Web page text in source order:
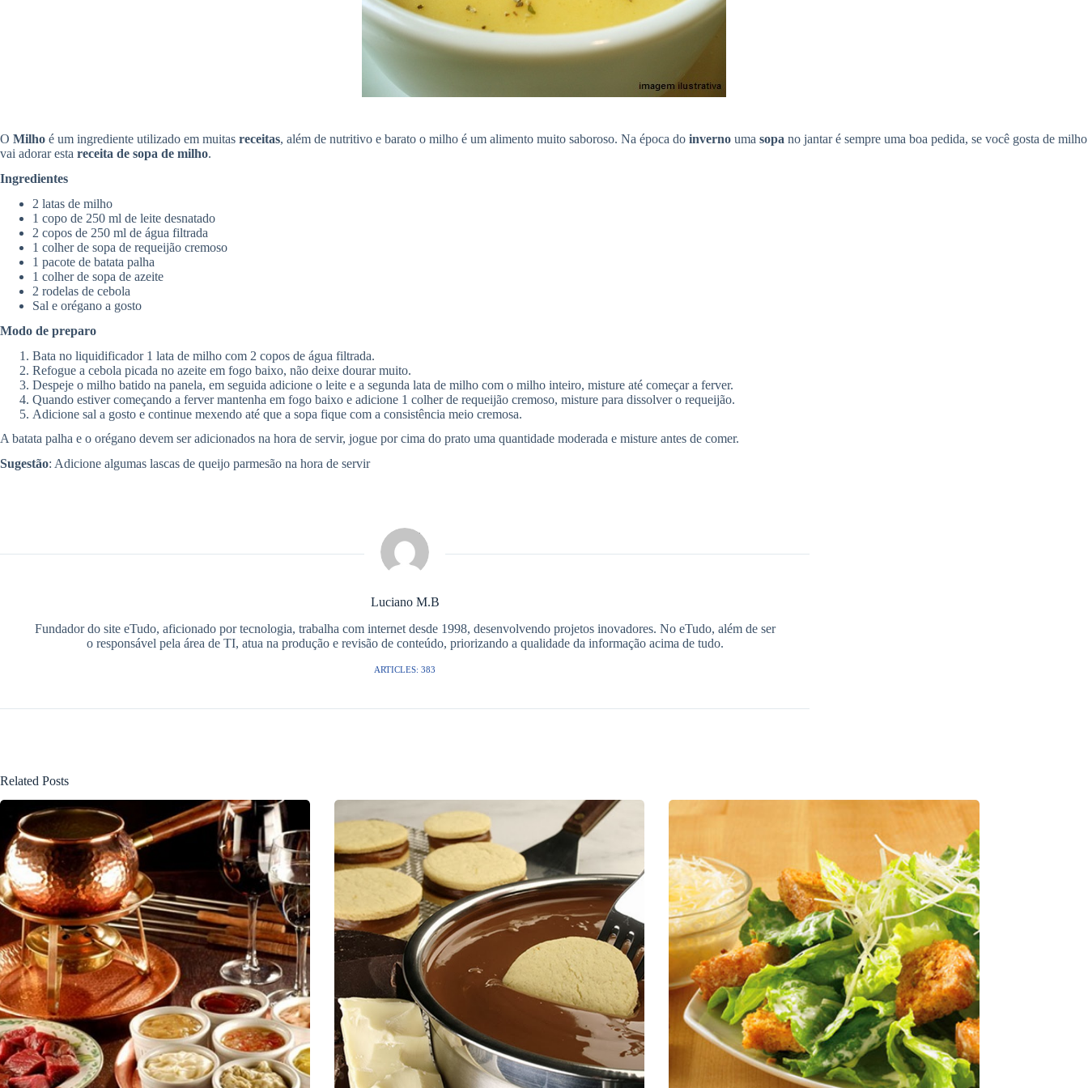
O Milho é um ingrediente utilizado em muitas receitas, além de nutritivo e barato o milho é um alimento muito saboroso. Na época do inverno uma sopa no jantar é sempre uma boa pedida, se você gosta de milho
vai adorar esta receita de sopa de milho.
Ingredientes
2 latas de milho
1 copo de 250 ml de leite desnatado
2 copos de 250 ml de água filtrada
1 colher de sopa de requeijão cremoso
1 pacote de batata palha
1 colher de sopa de azeite
2 rodelas de cebola
Sal e orégano a gosto
Modo de preparo
Bata no liquidificador 1 lata de milho com 2 copos de água filtrada.
Refogue a cebola picada no azeite em fogo baixo, não deixe dourar muito.
Despeje o milho batido na panela, em seguida adicione o leite e a segunda lata de milho com o milho inteiro, misture até começar a ferver.
Quando estiver começando a ferver mantenha em fogo baixo e adicione 1 colher de requeijão cremoso, misture para dissolver o requeijão.
Adicione sal a gosto e continue mexendo até que a sopa fique com a consistência meio cremosa.
A batata palha e o orégano devem ser adicionados na hora de servir, jogue por cima do prato uma quantidade moderada e misture antes de comer.
Sugestão: Adicione algumas lascas de queijo parmesão na hora de servir
Luciano M.B
Fundador do site eTudo, aficionado por tecnologia, trabalha com internet desde 1998, desenvolvendo projetos inovadores. No eTudo, além de ser
o responsável pela área de TI, atua na produção e revisão de conteúdo, priorizando a qualidade da informação acima de tudo.
ARTICLES: 383
Related Posts